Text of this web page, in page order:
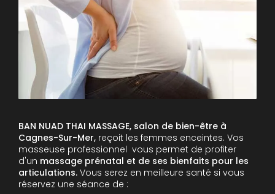
BAN NUAD THAI MASSAGE, salon de bien-être à
Cagnes-Sur-Mer, reçoit les femmes enceintes. Vos
masseuse professionnel vous permet de profiter
d'un massage prénatal et de ses bienfaits pour les
articulations. Vous serez en meilleure santé si vous
réservez une séance de :